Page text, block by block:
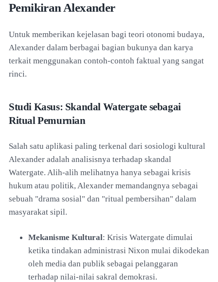
Pemikiran Alexander
Untuk memberikan kejelasan bagi teori otonomi budaya,
Alexander dalam berbagai bagian bukunya dan karya
terkait menggunakan contoh-contoh faktual yang sangat
rinci.
Studi Kasus: Skandal Watergate sebagai
Ritual Pemurnian
Salah satu aplikasi paling terkenal dari sosiologi kultural
Alexander adalah analisisnya terhadap skandal
Watergate. Alih-alih melihatnya hanya sebagai krisis
hukum atau politik, Alexander memandangnya sebagai
sebuah "drama sosial" dan "ritual pembersihan" dalam
masyarakat sipil.
Mekanisme Kultural: Krisis Watergate dimulai
ketika tindakan administrasi Nixon mulai dikodekan
oleh media dan publik sebagai pelanggaran
terhadap nilai-nilai sakral demokrasi.